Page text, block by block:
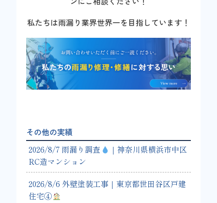
私たちは雨漏り業界世界一を目指しています！
その他の実績
2026/8/7 雨漏り調査
｜神奈川県横浜市中区
RC造マンション
2026/8/6 外壁塗装工事｜東京都世田谷区戸建
住宅④